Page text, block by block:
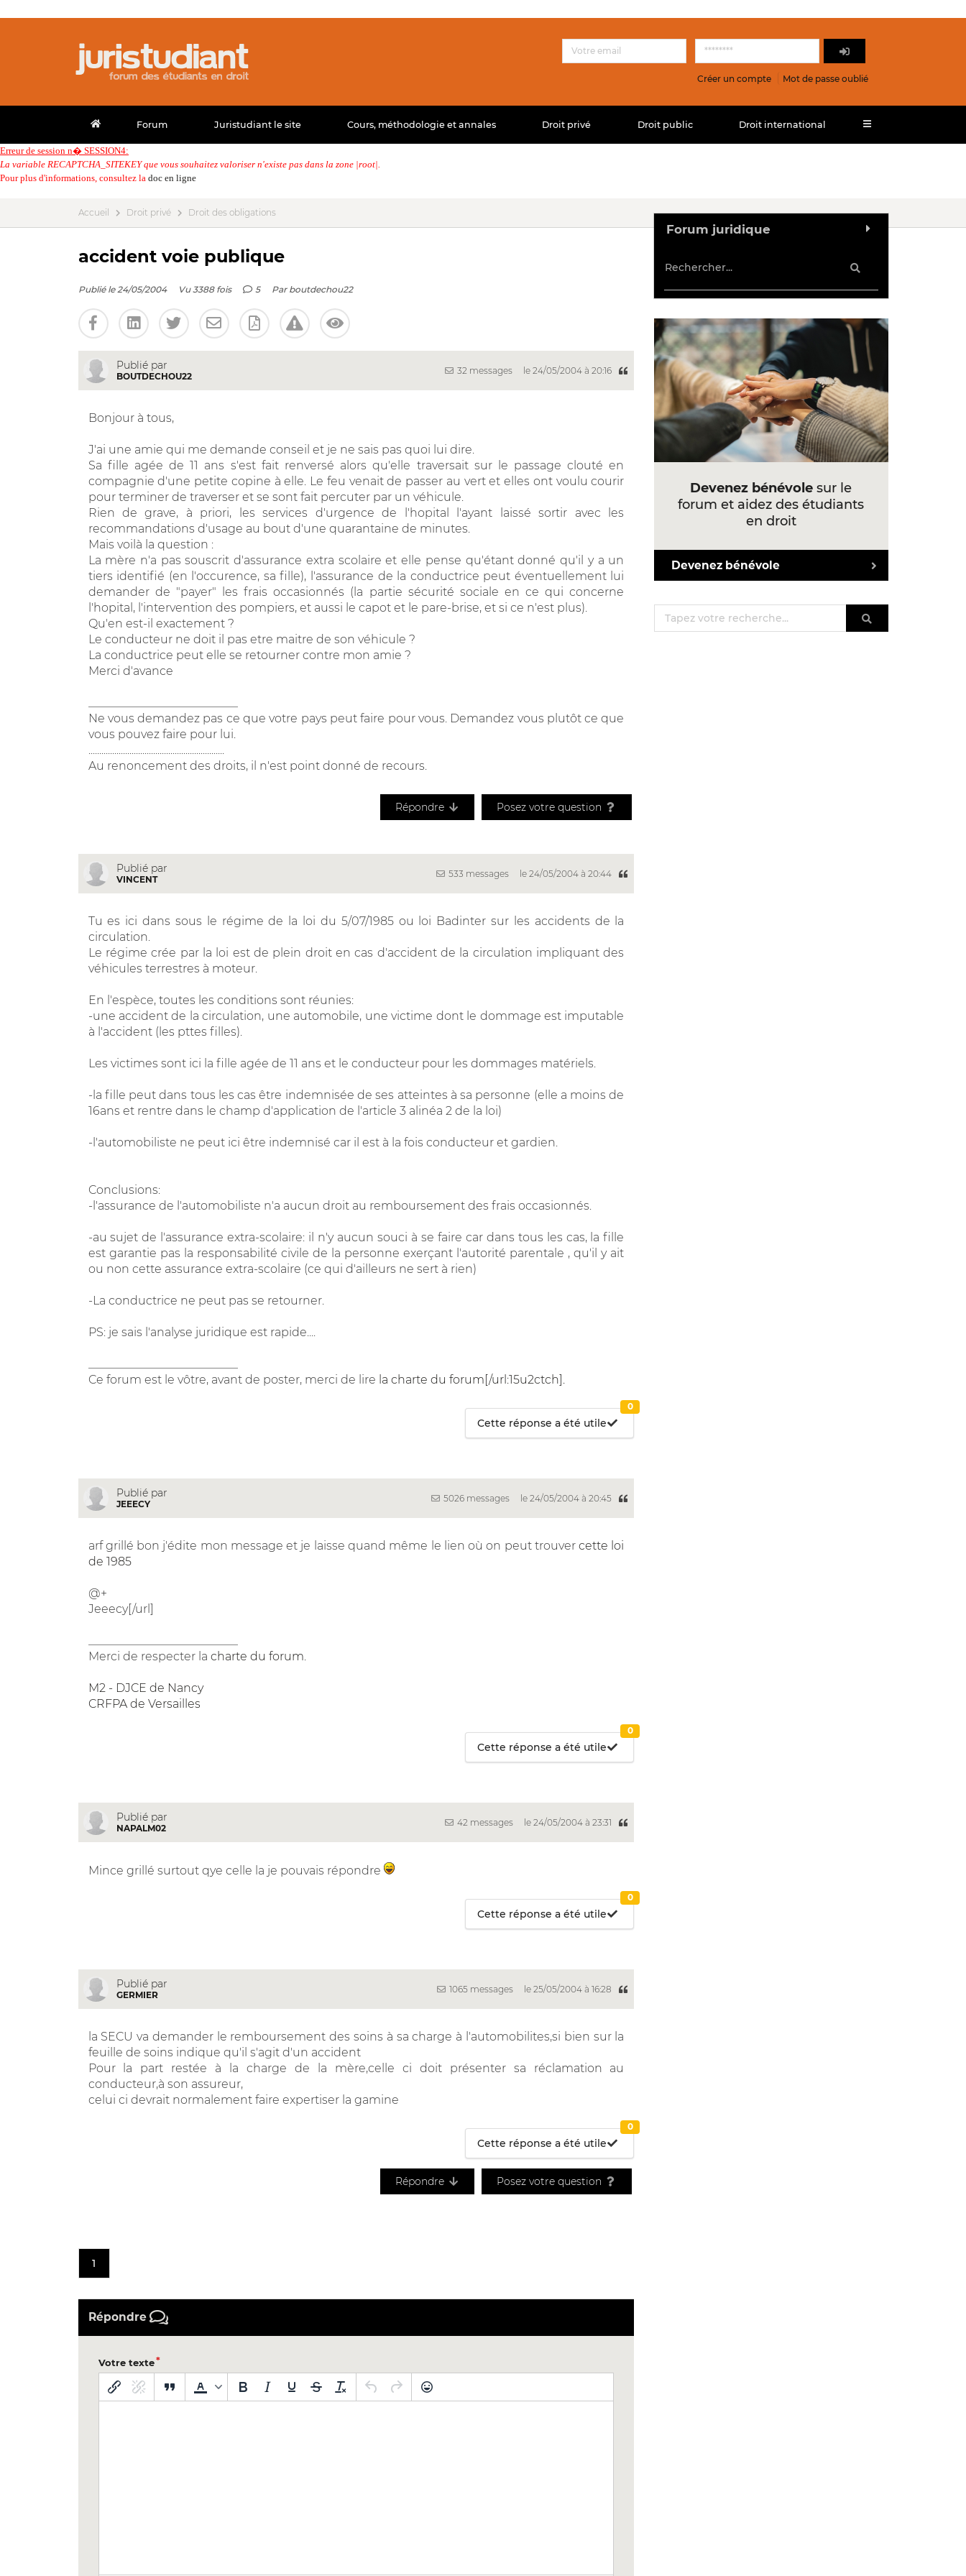
Créer un compte Mot de passe oublié
Forum Juristudiant le site Cours, méthodologie et annales Droit privé Droit public Droit international
Erreur de session n� SESSION4:
La variable RECAPTCHA_SITEKEY que vous souhaitez valoriser n'existe pas dans la zone |root|.
Pour plus d'informations, consultez la doc en ligne
Accueil Droit privé Droit des obligations
accident voie publique
Publié le 24/05/2004 Vu 3388 fois 5 Par boutdechou22
Publié par
BOUTDECHOU22
32 messages le 24/05/2004 à 20:16
Bonjour à tous,
J'ai une amie qui me demande conseil et je ne sais pas quoi lui dire.
Sa fille agée de 11 ans s'est fait renversé alors qu'elle traversait sur le passage clouté en
compagnie d'une petite copine à elle. Le feu venait de passer au vert et elles ont voulu courir
pour terminer de traverser et se sont fait percuter par un véhicule.
Rien de grave, à priori, les services d'urgence de l'hopital l'ayant laissé sortir avec les
recommandations d'usage au bout d'une quarantaine de minutes.
Mais voilà la question :
La mère n'a pas souscrit d'assurance extra scolaire et elle pense qu'étant donné qu'il y a un
tiers identifié (en l'occurence, sa fille), l'assurance de la conductrice peut éventuellement lui
demander de "payer" les frais occasionnés (la partie sécurité sociale en ce qui concerne
l'hopital, l'intervention des pompiers, et aussi le capot et le pare-brise, et si ce n'est plus).
Qu'en est-il exactement ?
Le conducteur ne doit il pas etre maitre de son véhicule ?
La conductrice peut elle se retourner contre mon amie ?
Merci d'avance
Ne vous demandez pas ce que votre pays peut faire pour vous. Demandez vous plutôt ce que
vous pouvez faire pour lui.
Au renoncement des droits, il n'est point donné de recours.
Répondre Posez votre question
Publié par
VINCENT
533 messages le 24/05/2004 à 20:44
Tu es ici dans sous le régime de la loi du 5/07/1985 ou loi Badinter sur les accidents de la
circulation.
Le régime crée par la loi est de plein droit en cas d'accident de la circulation impliquant des
véhicules terrestres à moteur.
En l'espèce, toutes les conditions sont réunies:
-une accident de la circulation, une automobile, une victime dont le dommage est imputable
à l'accident (les pttes filles).
Les victimes sont ici la fille agée de 11 ans et le conducteur pour les dommages matériels.
-la fille peut dans tous les cas être indemnisée de ses atteintes à sa personne (elle a moins de
16ans et rentre dans le champ d'application de l'article 3 alinéa 2 de la loi)
-l'automobiliste ne peut ici être indemnisé car il est à la fois conducteur et gardien.
Conclusions:
-l'assurance de l'automobiliste n'a aucun droit au remboursement des frais occasionnés.
-au sujet de l'assurance extra-scolaire: il n'y aucun souci à se faire car dans tous les cas, la fille
est garantie pas la responsabilité civile de la personne exerçant l'autorité parentale , qu'il y ait
ou non cette assurance extra-scolaire (ce qui d'ailleurs ne sert à rien)
-La conductrice ne peut pas se retourner.
PS: je sais l'analyse juridique est rapide....
Ce forum est le vôtre, avant de poster, merci de lire la charte du forum[/url:15u2ctch].
Cette réponse a été utile
0
Publié par
JEEECY
5026 messages le 24/05/2004 à 20:45
arf grillé bon j'édite mon message et je laisse quand même le lien où on peut trouvercette loi
de 1985
@+
Jeeecy[/url]
Merci de respecter la charte du forum
M2 - DJCE de Nancy
CRFPA de Versailles
Cette réponse a été utile
0
Publié par
NAPALM02
42 messages le 24/05/2004 à 23:31
Mince grillé surtout qye celle la je pouvais répondre
Cette réponse a été utile
0
Publié par
GERMIER
1065 messages le 25/05/2004 à 16:28
la SECU va demander le remboursement des soins à sa charge à l'automobilites,si bien sur la
feuille de soins indique qu'il s'agit d'un accident
Pour la part restée à la charge de la mère,celle ci doit présenter sa réclamation au
conducteur,à son assureur,
celui ci devrait normalement faire expertiser la gamine
Cette réponse a été utile
0
Répondre Posez votre question
1
Répondre
Votre texte
Forum juridique
Devenez bénévole sur le
forum et aidez des étudiants
en droit
Devenez bénévole